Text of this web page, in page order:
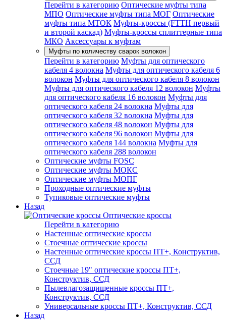
Перейти в категорию Оптические муфты типа
МПО Оптические муфты типа МОГ Оптические
муфты типа МТОК Муфты-кроссы (FTTH первый
и второй каскад) Муфты-кроссы сплиттерные типа
МКО Аксессуары к муфтам
Муфты по количеству сварок волокон
Перейти в категорию Муфты для оптического
кабеля 4 волокна Муфты для оптического кабеля 6
волокон Муфты для оптического кабеля 8 волокон
Муфты для оптического кабеля 12 волокон Муфты
для оптического кабеля 16 волокон Муфты для
оптического кабеля 24 волокна Муфты для
оптического кабеля 32 волокна Муфты для
оптического кабеля 48 волокон Муфты для
оптического кабеля 96 волокон Муфты для
оптического кабеля 144 волокна Муфты для
оптического кабеля 288 волокон
Оптические муфты FOSC
Оптические муфты МОКС
Оптические муфты МОПГ
Проходные оптические муфты
Тупиковые оптические муфты
Назад
Оптические кроссы
Перейти в категорию
Настенные оптические кроссы
Стоечные оптические кроссы
Настенные оптические кроссы ПТ+, Конструктив,
ССД
Стоечные 19" оптические кроссы ПТ+,
Конструктив, ССД
Пылевлагозащищенные кроссы ПТ+,
Конструктив, ССД
Универсальные кроссы ПТ+, Конструктив, ССД
Назад